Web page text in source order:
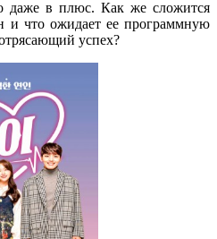
даже в плюс. Как же сложится
и что ожидает ее программную
успех?